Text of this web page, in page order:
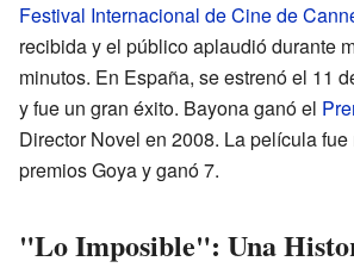
Festival Internacional de Cine de
recibida y el público aplaudió durante
minutos. En España, se estrenó el 11
y fue un gran éxito. Bayona ganó el
Director Novel en 2008. La película
premios Goya y ganó 7.
"Lo Imposible": Una